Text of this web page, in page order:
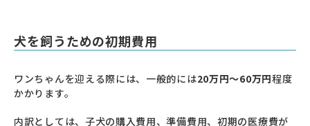
犬を飼うための初期費用
ワンちゃんを迎える際には、一般的には20万円～60万円程度
かかります。
内訳としては、子犬の購入費用、準備費用、初期の医療費が